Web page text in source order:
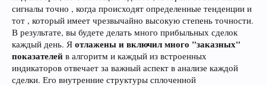
сигналы точно , когда происходят определенные тенденции и
тот , который имеет чрезвычайно высокую степень точности.
В результате, вы будете делать много прибыльных сделок
каждый день. Я отлажены и включил много "заказных"
показателей в алгоритм и каждый из встроенных
индикаторов отвечает за важный аспект в анализе каждой
сделки. Его внутренние структуры сплоченной